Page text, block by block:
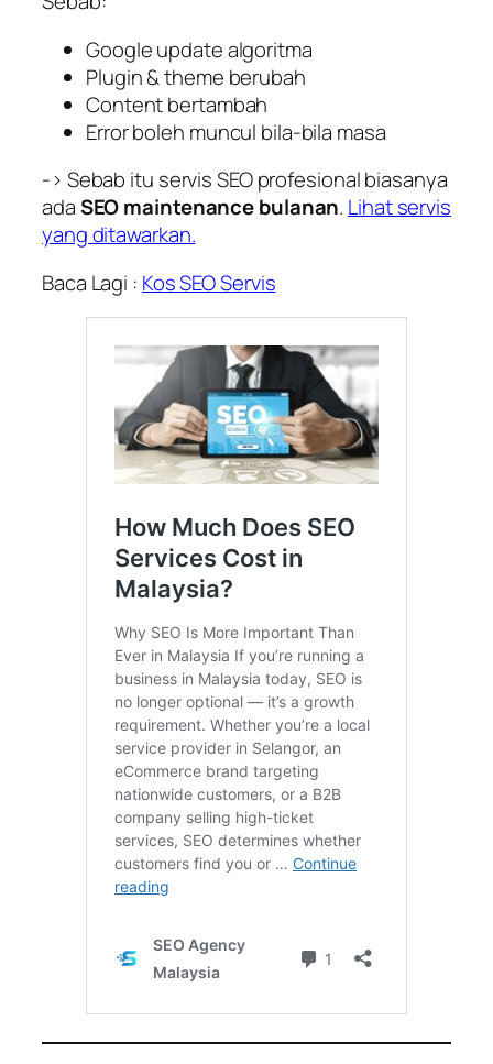
Google update algoritma
Plugin & theme berubah
Content bertambah
Error boleh muncul bila-bila masa
-> Sebab itu servis SEO profesional biasanya
adaSEO maintenance bulanan. Lihat servis
yang ditawarkan.
Baca Lagi : Kos SEO Servis